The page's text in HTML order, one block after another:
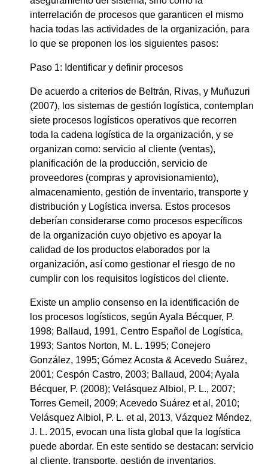
interrelación de procesos que garanticen el mismo
hacia todas las actividades de la organización, para
lo que se proponen los los siguientes pasos:
Paso 1: Identificar y definir procesos
De acuerdo a criterios de Beltrán, Rivas, y Muñuzuri
(2007), los sistemas de gestión logística, contemplan
siete procesos logísticos operativos que recorren
toda la cadena logística de la organización, y se
organizan como: servicio al cliente (ventas),
planificación de la producción, servicio de
proveedores (compras y aprovisionamiento),
almacenamiento, gestión de inventario, transporte y
distribución y Logística inversa. Estos procesos
deberían considerarse como procesos específicos
de la organización cuyo objetivo es apoyar la
calidad de los productos elaborados por la
organización, así como gestionar el riesgo de no
cumplir con los requisitos logísticos del cliente.
Existe un amplio consenso en la identificación de
los procesos logísticos, según Ayala Bécquer, P.
1998; Ballaud, 1991, Centro Español de Logística,
1993; Santos Norton, M. L. 1995; Conejero
González, 1995; Gómez Acosta & Acevedo Suárez,
2001; Cespón Castro, 2003; Ballaud, 2004; Ayala
Bécquer, P. (2008); Velásquez Albiol, P. L., 2007;
Torres Gemeil, 2009; Acevedo Suárez et al, 2010;
Velásquez Albiol, P. L. et al, 2013, Vázquez Méndez,
J. L. 2015, evocan una lista global que la logística
puede abordar. En este sentido se destacan: servicio
al cliente, transporte, gestión de inventarios,